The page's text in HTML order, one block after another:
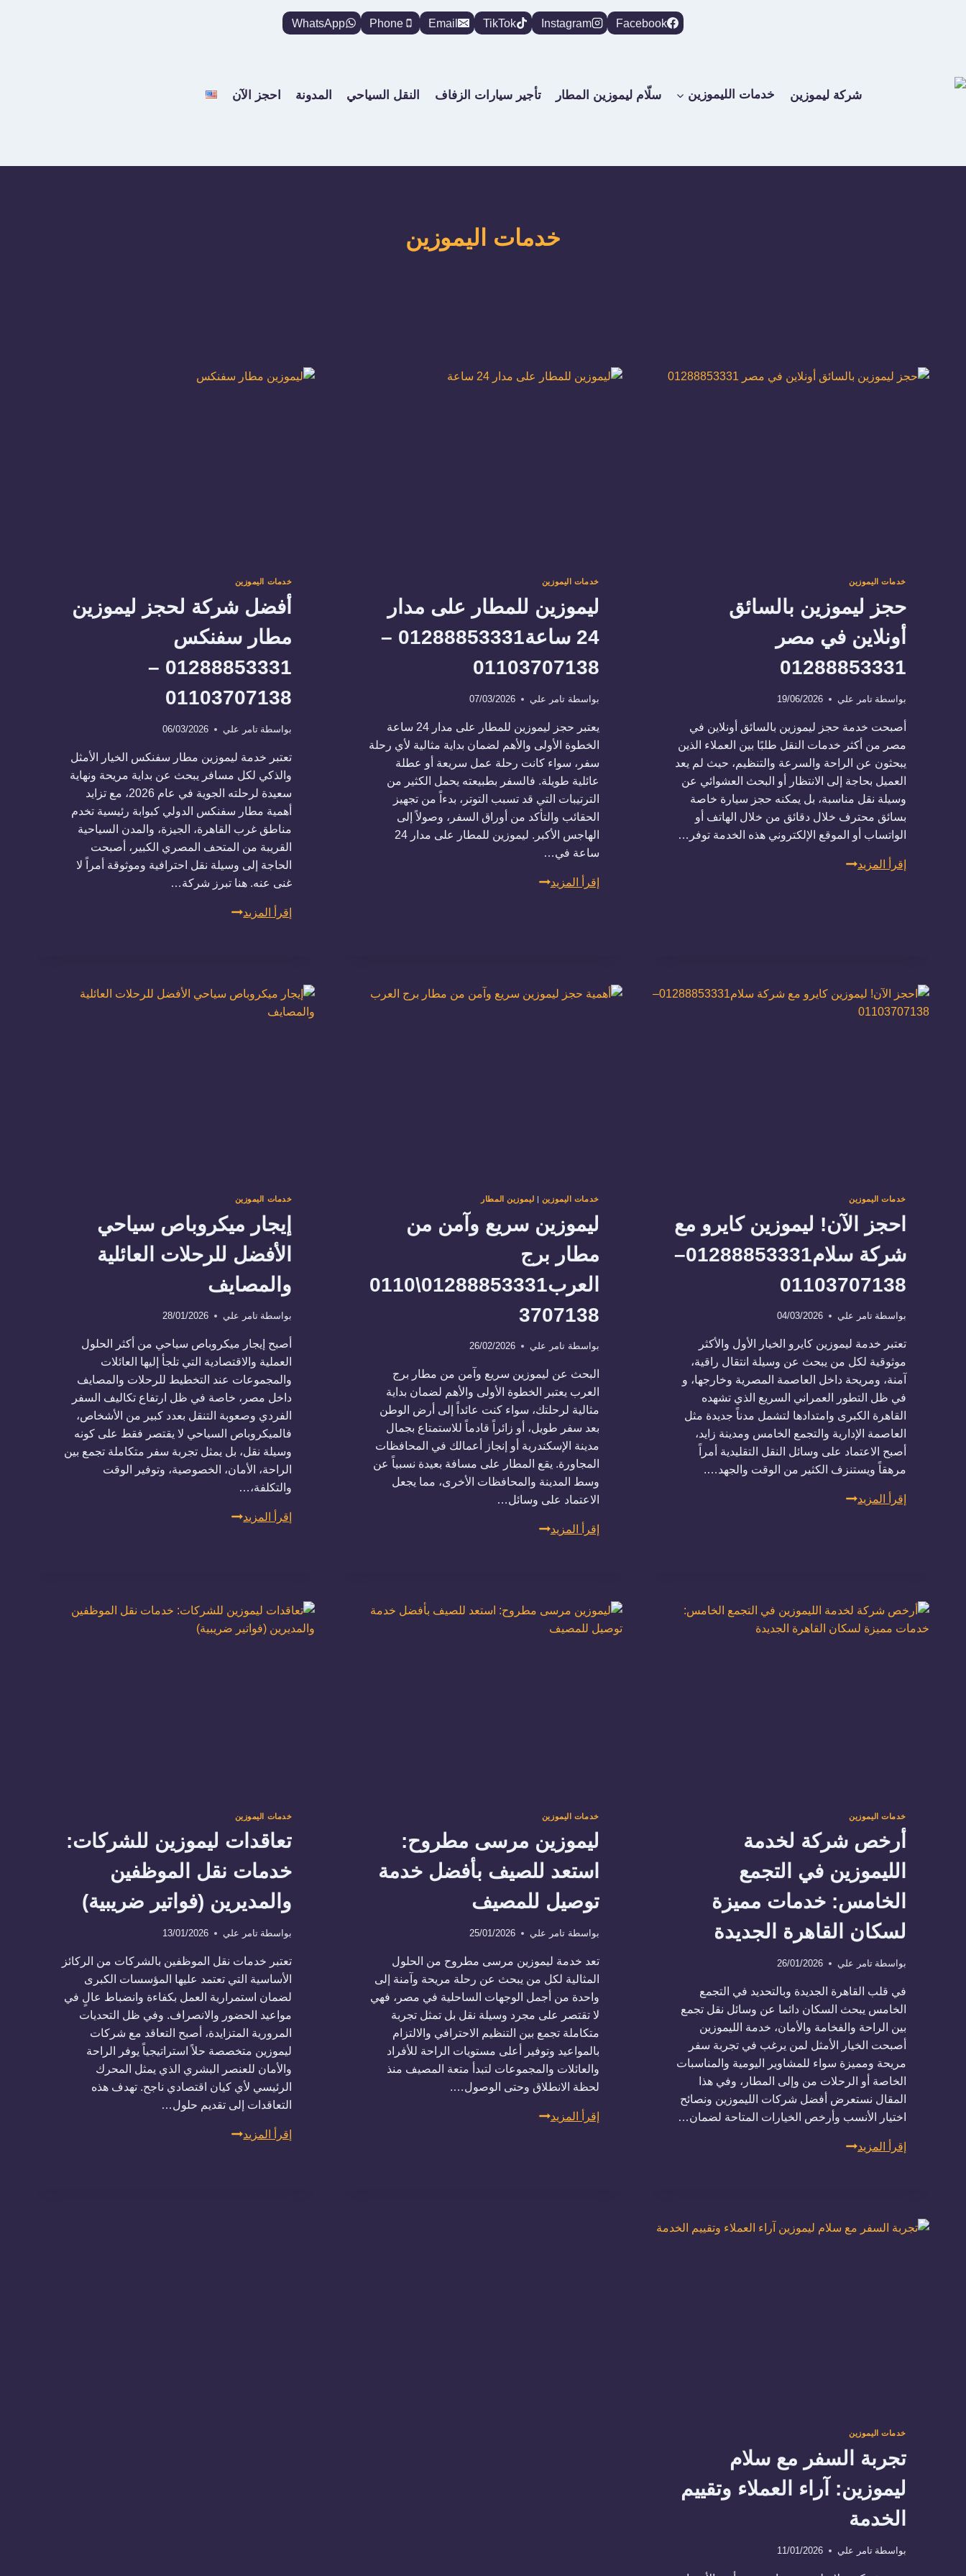
Facebook
Instagram
TikTok
Email
Phone
WhatsApp
شركة ليموزين خدمات الليموزين سلّام ليموزين المطار تأجير سيارات الزفاف النقل السياحي المدونة احجز الآن
خدمات اليموزين
خدمات اليموزين
حجز ليموزين بالسائق
أونلاين في مصر
01288853331
بواسطة تامر علي 19/06/2026
أصبحت خدمة حجز ليموزين بالسائق أونلاين في
مصر من أكثر خدمات النقل طلبًا بين العملاء الذين
يبحثون عن الراحة والسرعة والتنظيم، حيث لم يعد
العميل بحاجة إلى الانتظار أو البحث العشوائي عن
وسيلة نقل مناسبة، بل يمكنه حجز سيارة خاصة
بسائق محترف خلال دقائق من خلال الهاتف أو
الواتساب أو الموقع الإلكتروني هذه الخدمة توفر…
إقرأ المزيدحجز
خدمات اليموزين
ليموزين للمطار على مدار
24 ساعة01288853331 –
01103707138
بواسطة تامر علي 07/03/2026
يعتبر حجز ليموزين للمطار على مدار 24 ساعة
الخطوة الأولى والأهم لضمان بداية مثالية لأي رحلة
سفر، سواء كانت رحلة عمل سريعة أو عطلة
عائلية طويلة. فالسفر بطبيعته يحمل الكثير من
الترتيبات التي قد تسبب التوتر، بدءاً من تجهيز
الحقائب والتأكد من أوراق السفر، وصولاً إلى
الهاجس الأكبر. ليموزين للمطار على مدار 24
ساعة في…
إقرأ المزيدليموزين
خدمات اليموزين
أفضل شركة لحجز ليموزين
مطار سفنكس
01288853331 –
01103707138
بواسطة تامر علي 06/03/2026
​تعتبر خدمة ليموزين مطار سفنكس الخيار الأمثل
والذكي لكل مسافر يبحث عن بداية مريحة ونهاية
سعيدة لرحلته الجوية في عام 2026، مع تزايد
أهمية مطار سفنكس الدولي كبوابة رئيسية تخدم
مناطق غرب القاهرة، الجيزة، والمدن السياحية
القريبة من المتحف المصري الكبير، أصبحت
الحاجة إلى وسيلة نقل احترافية وموثوقة أمراً لا
غنى عنه. هنا تبرز شركة…
إقرأ المزيدأفضل
سفنكس
خدمات اليموزين
احجز الآن! ليموزين كايرو مع
شركة سلام01288853331–
01103707138
بواسطة تامر علي 04/03/2026
تعتبر خدمة ليموزين كايرو الخيار الأول والأكثر
موثوقية لكل من يبحث عن وسيلة انتقال راقية،
آمنة، ومريحة داخل العاصمة المصرية وخارجها، و
في ظل التطور العمراني السريع الذي تشهده
القاهرة الكبرى وامتدادها لتشمل مدناً جديدة مثل
العاصمة الإدارية والتجمع الخامس ومدينة زايد،
أصبح الاعتماد على وسائل النقل التقليدية أمراً
مرهقاً ويستنزف الكثير من الوقت والجهد….
إقرأ المزيداحجز
01103707138
خدمات اليموزين | ليموزين المطار
ليموزين سريع وآمن من
مطار برج
العرب01288853331\0110
3707138
بواسطة تامر علي 26/02/2026
البحث عن ليموزين سريع وآمن من مطار برج
العرب يعتبر الخطوة الأولى والأهم لضمان بداية
مثالية لرحلتك، سواء كنت عائداً إلى أرض الوطن
بعد سفر طويل، أو زائراً قادماً للاستمتاع بجمال
مدينة الإسكندرية أو إنجاز أعمالك في المحافظات
المجاورة. يقع المطار على مسافة بعيدة نسبياً عن
وسط المدينة والمحافظات الأخرى، مما يجعل
الاعتماد على وسائل…
إقرأ المزيدليموزين
برج
العرب01288853331\01103707138
خدمات اليموزين
إيجار ميكروباص سياحي
الأفضل للرحلات العائلية
والمصايف
بواسطة تامر علي 28/01/2026
أصبح إيجار ميكروباص سياحي من أكثر الحلول
العملية والاقتصادية التي تلجأ إليها العائلات
والمجموعات عند التخطيط للرحلات والمصايف
داخل مصر، خاصة في ظل ارتفاع تكاليف السفر
الفردي وصعوبة التنقل بعدد كبير من الأشخاص،
فالميكروباص السياحي لا يقتصر فقط على كونه
وسيلة نقل، بل يمثل تجربة سفر متكاملة تجمع بين
الراحة، الأمان، الخصوصية، وتوفير الوقت
والتكلفة،…
إقرأ المزيدإيجار
العائلية
والمصايف
خدمات اليموزين
أرخص شركة لخدمة
الليموزين في التجمع
الخامس: خدمات مميزة
لسكان القاهرة الجديدة
بواسطة تامر علي 26/01/2026
في قلب القاهرة الجديدة وبالتحديد في التجمع
الخامس يبحث السكان دائما عن وسائل نقل تجمع
بين الراحة والفخامة والأمان، خدمة الليموزين
أصبحت الخيار الأمثل لمن يرغب في تجربة سفر
مريحة ومميزة سواء للمشاوير اليومية والمناسبات
الخاصة أو الرحلات من وإلى المطار، وفي هذا
المقال نستعرض أفضل شركات الليموزين ونصائح
اختيار الأنسب وأرخص الخيارات المتاحة لضمان…
إقرأ المزيدأرخص
التجمع
خدمات اليموزين
ليموزين مرسى مطروح:
استعد للصيف بأفضل خدمة
توصيل للمصيف
بواسطة تامر علي 25/01/2026
تعد خدمة ليموزين مرسى مطروح من الحلول
المثالية لكل من يبحث عن رحلة مريحة وآمنة إلى
واحدة من أجمل الوجهات الساحلية في مصر، فهي
لا تقتصر على مجرد وسيلة نقل بل تمثل تجربة
متكاملة تجمع بين التنظيم الاحترافي والالتزام
بالمواعيد وتوفير أعلى مستويات الراحة للأفراد
والعائلات والمجموعات لتبدأ متعة المصيف منذ
لحظة الانطلاق وحتى الوصول….
إقرأ المزيدليموزين
خدمات اليموزين
تعاقدات ليموزين للشركات:
خدمات نقل الموظفين
والمديرين (فواتير ضريبية)
بواسطة تامر علي 13/01/2026
​تعتبر خدمات نقل الموظفين بالشركات من الركائز
الأساسية التي تعتمد عليها المؤسسات الكبرى
لضمان استمرارية العمل بكفاءة وانضباط عالٍ في
مواعيد الحضور والانصراف. وفي ظل التحديات
المرورية المتزايدة، أصبح التعاقد مع شركات
ليموزين متخصصة حلاً استراتيجياً يوفر الراحة
والأمان للعنصر البشري الذي يمثل المحرك
الرئيسي لأي كيان اقتصادي ناجح. تهدف هذه
التعاقدات إلى تقديم حلول…
إقرأ المزيدتعاقدات
خدمات اليموزين
تجربة السفر مع سلام
ليموزين: آراء العملاء وتقييم
الخدمة
بواسطة تامر علي 11/01/2026